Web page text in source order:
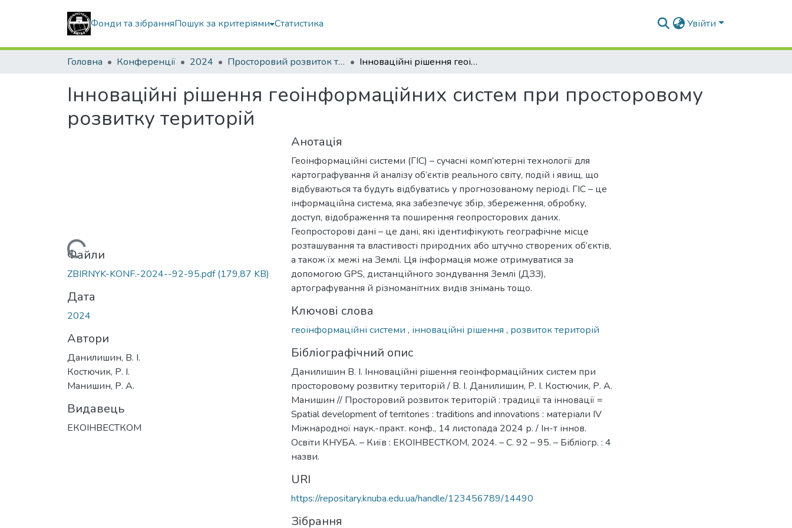
Фонди та зібранняПошук за критеріями Статистика Увійти
Головна Конференції 2024 Просторовий розвиток територій: Традиції та інновації Інноваційні рішення геоінформаційних систем при просторовому розвитку територій
Інноваційні рішення геоінформаційних систем при просторовому
розвитку територій
Вантажиться...
Файли
ZBIRNYK-KONF.-2024--92-95.pdf(179,87 KB)
Дата
2024
Автори
Данилишин, В. І.
Костючик, Р. І.
Манишин, Р. А.
Видавець
ЕКОІНВЕСТКОМ
Анотація
Геоінформаційні системи (ГІС) – сучасні комп’ютерні технології для
картографування й аналізу об’єктів реального світу, подій і явищ, що
відбуваються та будуть відбуватись у прогнозованому періоді. ГІС – це
інформаційна система, яка забезпечує збір, збереження, обробку,
доступ, відображення та поширення геопросторових даних.
Геопросторові дані – це дані, які ідентифікують географічне місце
розташування та властивості природних або штучно створених об’єктів,
а також їх межі на Землі. Ця інформація може отримуватися за
допомогою GPS, дистанційного зондування Землі (ДЗЗ),
артографування й різноманітних видів знімань тощо.
Ключові слова
геоінформаційні системи , інноваційні рішення , розвиток територій
Бібліографічний опис
Данилишин В. І. Інноваційні рішення геоінформаційних систем при
просторовому розвитку територій / В. І. Данилишин, Р. І. Костючик, Р. А.
Манишин // Просторовий розвиток територій : традиції та інновації =
Spatial development of territories : traditions and innovations : матеріали IV
Міжнародної наук.-практ. конф., 14 листопада 2024 р. / Ін-т іннов.
Освіти КНУБА. – Київ : ЕКОІНВЕСТКОМ, 2024. – С. 92 – 95. – Бібліогр. : 4
назви.
URI
https://repositary.knuba.edu.ua/handle/123456789/14490
Зібрання